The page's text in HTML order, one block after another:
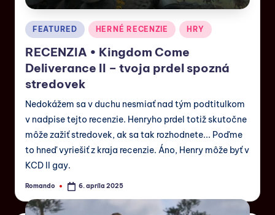
FEATURED HERNÉ RECENZIE HRY
RECENZIA • Kingdom Come
Deliverance II – tvoja prdel spozná
stredovek
Nedokážem sa v duchu nesmiať nad tým podtitulkom
v nadpise tejto recenzie. Henryho prdel totiž skutočne
môže zažiť stredovek, ak sa tak rozhodnete... Poďme
to hneď vyriešiť z kraja recenzie. Áno, Henry môže byť v
KCD II gay.
Romando 6. apríla 2025